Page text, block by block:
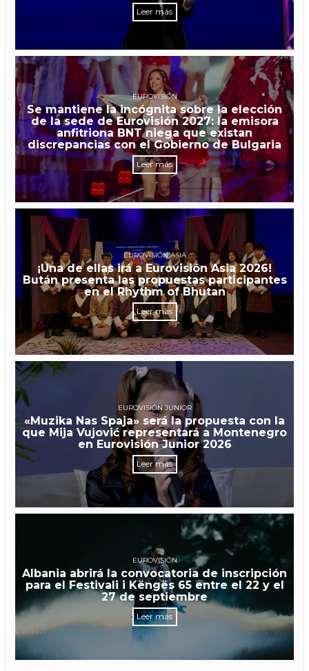
Leer más
EUROVISIÓN
Se mantiene la incógnita sobre la elección
de la sede de Eurovisión 2027: la emisora
anfitriona BNT niega que existan
discrepancias con el Gobierno de Bulgaria
Leer más
EUROVISIÓN ASIA
¡Una de ellas irá a Eurovisión Asia 2026!
Bután presenta las propuestas participantes
en el Rhythm of Bhutan
Leer más
EUROVISIÓN JUNIOR
«Muzika Nas Spaja» será la propuesta con la
que Mija Vujović representará a Montenegro
en Eurovisión Junior 2026
Leer más
EUROVISIÓN
Albania abrirá la convocatoria de inscripción
para el Festivali i Këngës 65 entre el 22 y el
27 de septiembre
Leer más